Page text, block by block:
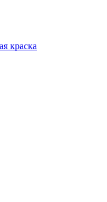
краска